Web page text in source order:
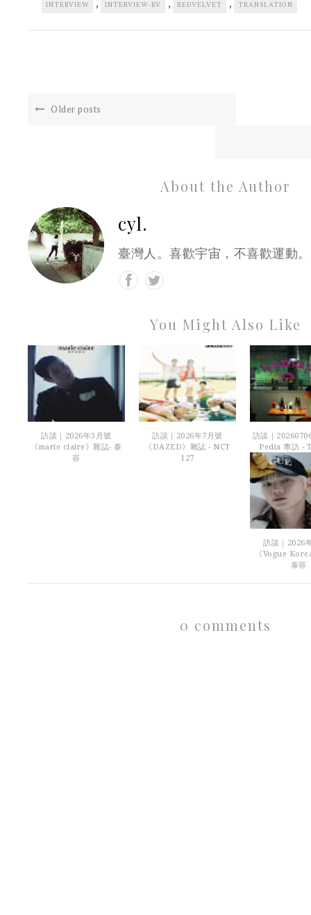
INTERVIEW , INTERVIEW-RV , REDVELVET , TRANSLATION
Older posts
About the Author
cyl.
臺灣人。喜歡宇宙，不喜歡運動
You Might Also Like
訪談｜2026年3月號
《marie claire》雜誌- 泰
容
訪談｜2026年7月號
《DAZED》雜誌 - NCT
127
訪談｜
Pedia 專訪 -
訪談｜2026
《Vogue
泰容
0 comments